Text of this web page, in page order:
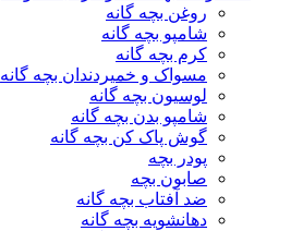
روغن بچه گانه
شامپو بچه گانه
کرم بچه گانه
مسواک و خمیردندان بچه گانه
لوسیون بچه گانه
شامپو بدن بچه گانه
گوش پاک کن بچه گانه
پودر بچه
صابون بچه
ضد آفتاب بچه گانه
دهانشویه بچه گانه